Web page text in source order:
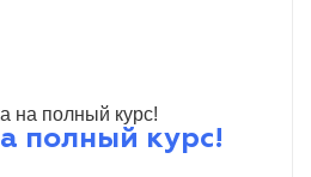
полный курс!